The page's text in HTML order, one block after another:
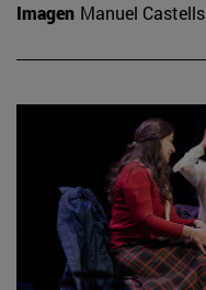
Imagen Manuel Castells